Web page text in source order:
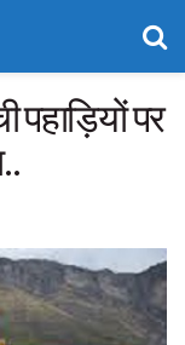
पर